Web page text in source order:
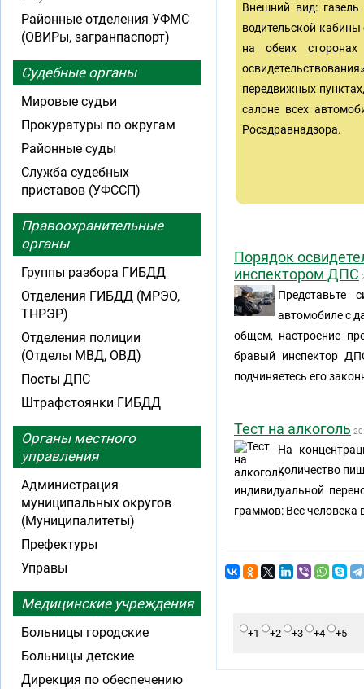
Внешний вид:
водительской
на обеих сторонах
передвижных
салоне всех
Росздравнадзора.
Порядок
инспектором ДПС
Представьте
автомобиле с
общем, настроение
бравый инспектор
подчиняетесь его
Тест на алкоголь
На
количество
индивидуальной
граммов: Вес человека
+1 +2 +3 +4 +5
Районные отделения УФМС
(ОВИРы, загранпаспорт)
Судебные органы
Мировые судьи
Прокуратуры по округам
Районные суды
Служба судебных
приставов (УФССП)
Правоохранительные
органы
Группы разбора ГИБДД
Отделения ГИБДД (МРЭО,
ТНРЭР)
Отделения полиции
(Отделы МВД, ОВД)
Посты ДПС
Штрафстоянки ГИБДД
Органы местного
управления
Администрация
муниципальных округов
(Муниципалитеты)
Префектуры
Управы
Медицинские учреждения
Больницы городские
Больницы детские
Дирекция по обеспечению